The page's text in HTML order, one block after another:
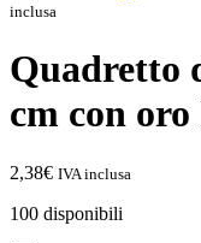
inclusa
Quadretto
cm con
2,38€ IVA inclusa
100 disponibili